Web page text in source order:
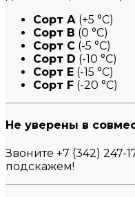
Сорт А (+5 °С)
Сорт B (0 °С)
Сорт C (-5 °С)
Сорт D (-10 °С)
Сорт E (-15 °С)
Сорт F (-20 °С)
Не уверены в
Звоните +7 (342) 247-
подскажем!